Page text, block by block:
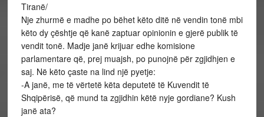
Tiranë/
Nje zhurmë e madhe po bëhet këto ditë në vendin tonë mbi
këto dy çështje që kanë zaptuar opinionin e gjerë publik të
vendit tonë. Madje janë krijuar edhe komisione
parlamentare që, prej muajsh, po punojnë për zgjidhjen e
saj. Në këto çaste na lind një pyetje:
-A janë, me të vërtetë këta deputetë të Kuvendit të
Shqipërisë, që mund ta zgjidhin këtë nyje gordiane? Kush
janë ata?